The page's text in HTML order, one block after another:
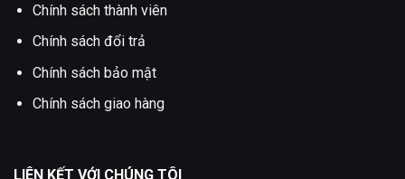
Chính sách thành viên
Chính sách đổi trả
Chính sách bảo mật
Chính sách giao hàng
LIÊN KẾT VỚI CHÚNG TÔI